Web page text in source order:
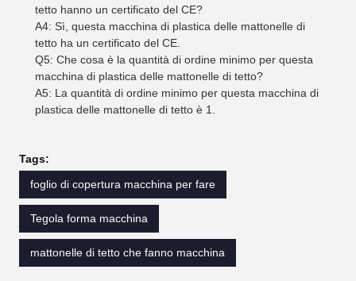
tetto hanno un certificato del CE?
A4: Sì, questa macchina di plastica delle mattonelle di
tetto ha un certificato del CE.
Q5: Che cosa è la quantità di ordine minimo per questa
macchina di plastica delle mattonelle di tetto?
A5: La quantità di ordine minimo per questa macchina di
plastica delle mattonelle di tetto è 1.
Tags:
foglio di copertura macchina per fare
Tegola forma macchina
mattonelle di tetto che fanno macchina